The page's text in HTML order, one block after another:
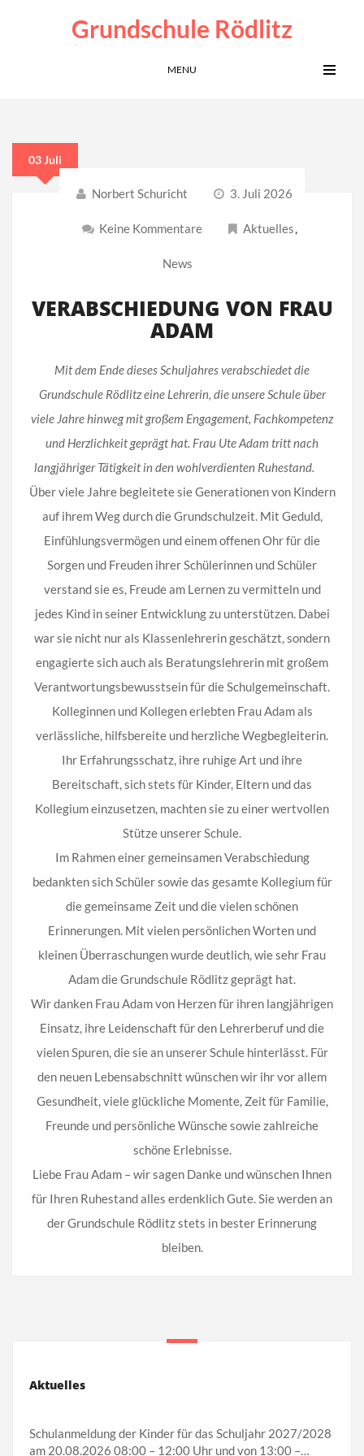
Grundschule Rödlitz
MENU
03 Juli
Norbert Schuricht 3. Juli 2026
Keine Kommentare Aktuelles,
News
VERABSCHIEDUNG VON FRAU
ADAM
Mit dem Ende dieses Schuljahres verabschiedet die
Grundschule Rödlitz eine Lehrerin, die unsere Schule über
viele Jahre hinweg mit großem Engagement, Fachkompetenz
und Herzlichkeit geprägt hat. Frau Ute Adam tritt nach
langjähriger Tätigkeit in den wohlverdienten Ruhestand.
Über viele Jahre begleitete sie Generationen von Kindern
auf ihrem Weg durch die Grundschulzeit. Mit Geduld,
Einfühlungsvermögen und einem offenen Ohr für die
Sorgen und Freuden ihrer Schülerinnen und Schüler
verstand sie es, Freude am Lernen zu vermitteln und
jedes Kind in seiner Entwicklung zu unterstützen. Dabei
war sie nicht nur als Klassenlehrerin geschätzt, sondern
engagierte sich auch als Beratungslehrerin mit großem
Verantwortungsbewusstsein für die Schulgemeinschaft.
Kolleginnen und Kollegen erlebten Frau Adam als
verlässliche, hilfsbereite und herzliche Wegbegleiterin.
Ihr Erfahrungsschatz, ihre ruhige Art und ihre
Bereitschaft, sich stets für Kinder, Eltern und das
Kollegium einzusetzen, machten sie zu einer wertvollen
Stütze unserer Schule.
Im Rahmen einer gemeinsamen Verabschiedung
bedankten sich Schüler sowie das gesamte Kollegium für
die gemeinsame Zeit und die vielen schönen
Erinnerungen. Mit vielen persönlichen Worten und
kleinen Überraschungen wurde deutlich, wie sehr Frau
Adam die Grundschule Rödlitz geprägt hat.
Wir danken Frau Adam von Herzen für ihren langjährigen
Einsatz, ihre Leidenschaft für den Lehrerberuf und die
vielen Spuren, die sie an unserer Schule hinterlässt. Für
den neuen Lebensabschnitt wünschen wir ihr vor allem
Gesundheit, viele glückliche Momente, Zeit für Familie,
Freunde und persönliche Wünsche sowie zahlreiche
schöne Erlebnisse.
Liebe Frau Adam – wir sagen Danke und wünschen Ihnen
für Ihren Ruhestand alles erdenklich Gute. Sie werden an
der Grundschule Rödlitz stets in bester Erinnerung
bleiben.
Aktuelles
Schulanmeldung der Kinder für das Schuljahr 2027/2028
am 20.08.2026 08:00 – 12:00 Uhr und von 13:00 –